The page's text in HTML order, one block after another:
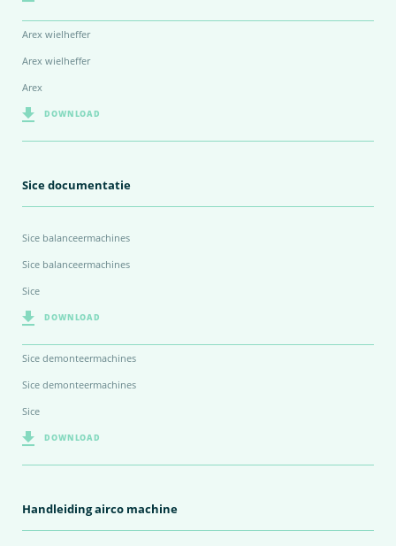
Arex wielheffer
Arex wielheffer
Arex
DOWNLOAD
Sice documentatie
Sice balanceermachines
Sice balanceermachines
Sice
DOWNLOAD
Sice demonteermachines
Sice demonteermachines
Sice
DOWNLOAD
Handleiding airco machine